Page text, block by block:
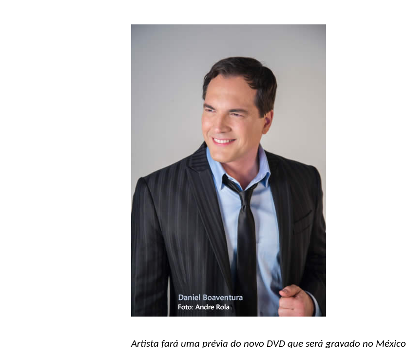
Artista fará uma prévia do novo DVD que será gravado no México